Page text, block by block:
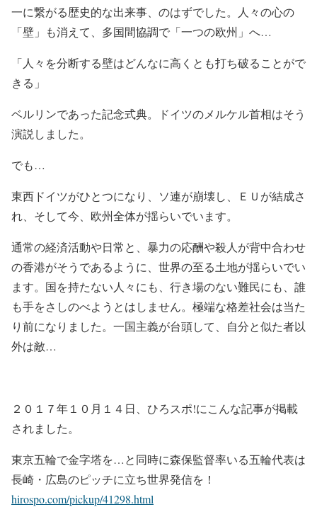
一に繋がる歴史的な出来事、のはずでした。人々の心の
「壁」も消えて、多国間協調で「一つの欧州」へ…
「人々を分断する壁はどんなに高くとも打ち破ることがで
きる」
ベルリンであった記念式典。ドイツのメルケル首相はそう
演説しました。
でも…
東西ドイツがひとつになり、ソ連が崩壊し、ＥＵが結成さ
れ、そして今、欧州全体が揺らいでいます。
通常の経済活動や日常と、暴力の応酬や殺人が背中合わせ
の香港がそうであるように、世界の至る土地が揺らいでい
ます。国を持たない人々にも、行き場のない難民にも、誰
も手をさしのべようとはしません。極端な格差社会は当た
り前になりました。一国主義が台頭して、自分と似た者以
外は敵…
２０１７年１０月１４日、ひろスポ!にこんな記事が掲載
されました。
東京五輪で金字塔を…と同時に森保監督率いる五輪代表は
長崎・広島のピッチに立ち世界発信を！
hirospo.com/pickup/41298.html